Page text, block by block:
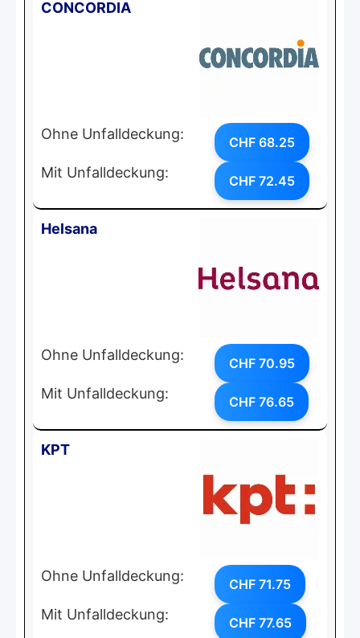
CONCORDIA
Ohne Unfalldeckung: CHF 68.25
Mit Unfalldeckung: CHF 72.45
Helsana
Ohne Unfalldeckung: CHF 70.95
Mit Unfalldeckung: CHF 76.65
KPT
Ohne Unfalldeckung: CHF 71.75
Mit Unfalldeckung: CHF 77.65